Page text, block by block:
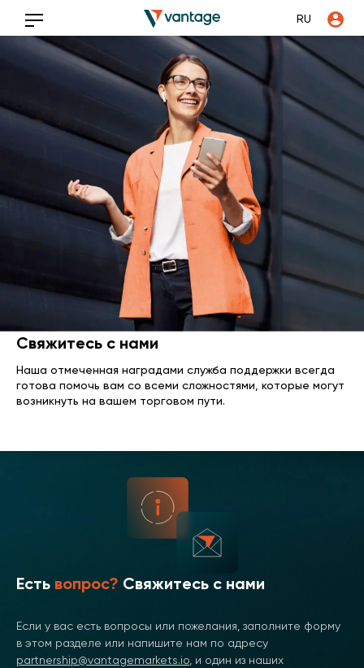
RU
Свяжитесь с нами
Наша отмеченная наградами служба поддержки всегда
готова помочь вам со всеми сложностями, которые могут
возникнуть на вашем торговом пути.
Есть вопрос? Свяжитесь с нами
Если у вас есть вопросы или пожелания, заполните форму
в этом разделе или напишите нам по адресу
partnership@vantagemarkets.io, и один из наших